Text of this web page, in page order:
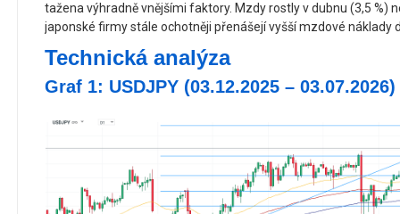
tažena výhradně vnějšími faktory. Mzdy rostly v dubnu (3,5 %)
japonské firmy stále ochotněji přenášejí vyšší mzdové náklady
Technická analýza
Graf 1: USDJPY (03.12.2025 – 03.07.2026)